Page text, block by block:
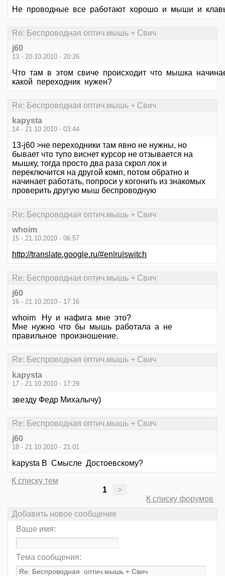
Не проводные все работают хорошо и мыши и
Re: Беспроводная оптич.мышь + Свич
j60
13 - 20.10.2010 - 20:26
Что там в этом свиче происходит что мышка
какой переходник нужен?
Re: Беспроводная оптич.мышь + Свич
kapysta
14 - 21.10.2010 - 03:44
13-j60 >не переходники там явно не нужны, но
бывает что тупо виснет курсор не отзывается на
мышку, тогда просто два раза скрол лок и
переключится на другой комп, потом обратно и
начинает работать, попроси у когонить из знакомых
проверить другую мыш беспроводную
Re: Беспроводная оптич.мышь + Свич
whoim
15 - 21.10.2010 - 06:57
http://translate.google.ru/#en|ru|switch
Re: Беспроводная оптич.мышь + Свич
j60
16 - 21.10.2010 - 17:16
whoim Ну и нафига мне это?
Мне нужно что бы мышь работала а не
правильное произношение.
Re: Беспроводная оптич.мышь + Свич
kapysta
17 - 21.10.2010 - 17:29
звезду Федр Михалычу)
Re: Беспроводная оптич.мышь + Свич
j60
18 - 21.10.2010 - 21:01
kapysta В Смысле Достоевскому?
К списку тем
1
>
К списку форумов
Добавить новое сообщение
Ваше имя:
Тема сообщения: